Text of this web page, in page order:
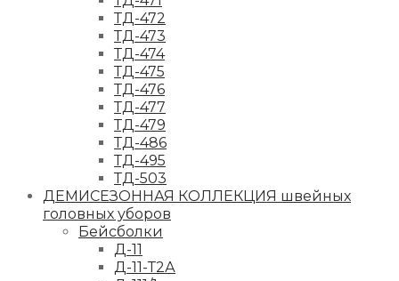
ТД-472
ТД-473
ТД-474
ТД-475
ТД-476
ТД-477
ТД-479
ТД-486
ТД-495
ТД-503
ДЕМИСЕЗОННАЯ КОЛЛЕКЦИЯ швейных
головных уборов
Бейсболки
Д-11
Д-11-Т2А